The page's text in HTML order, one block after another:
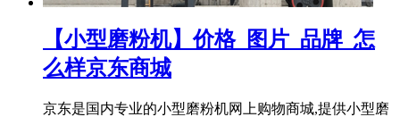
【小型磨粉机】价格_图片_品牌_怎
么样京东商城
京东是国内专业的小型磨粉机网上购物商城,提供小型磨